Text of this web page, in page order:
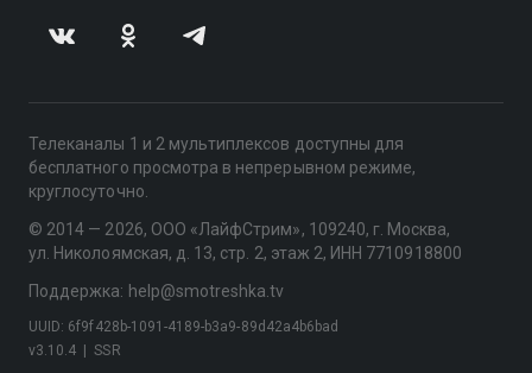
Телеканалы 1 и 2 мультиплексов доступны для
бесплатного просмотра в непрерывном режиме,
круглосуточно.
© 2014 — 2026, ООО «ЛайфСтрим», 109240, г. Москва,
ул. Николоямская, д. 13, стр. 2, этаж 2, ИНН 7710918800
Поддержка: help@smotreshka.tv
v3.10.4 SSR
UUID: 6f9f428b-1091-4189-b3a9-89d42a4b6bad